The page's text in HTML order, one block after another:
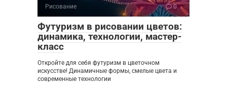
Рисование 0
Футуризм в рисовании цветов:
динамика, технологии, мастер-
класс
Откройте для себя футуризм в цветочном
искусстве! Динамичные формы, смелые цвета и
современные технологии